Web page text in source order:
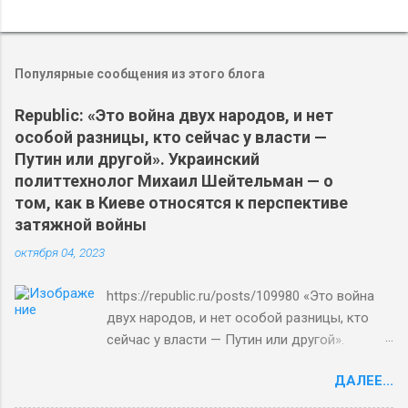
Популярные сообщения из этого блога
Republic: «Это война двух народов, и нет
особой разницы, кто сейчас у власти —
Путин или другой». Украинский
политтехнолог Михаил Шейтельман — о
том, как в Киеве относятся к перспективе
затяжной войны
октября 04, 2023
https://republic.ru/posts/109980 «Это война
двух народов, и нет особой разницы, кто
сейчас у власти — Путин или другой».
Шейтельман — о том, как в Киеве относятся
ДАЛЕЕ...